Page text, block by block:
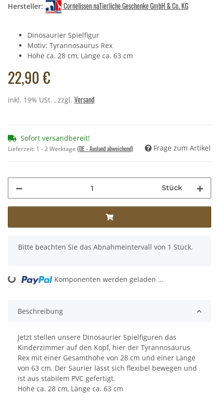
Hersteller: Cornelissen naTierliche Geschenke GmbH & Co. KG
Dinosaurier Spielfigur
Motiv: Tyrannosaurus Rex
Höhe ca. 28 cm, Länge ca. 63 cm
22,90 €
inkl. 19% USt. , zzgl. Versand
Sofort versandbereit!
Lieferzeit: 1 - 2 Werktage (DE - Ausland abweichend) Frage zum Artikel
Stück
x
Bitte beachten Sie das Abnahmeintervall von 1 Stück.
Komponenten werden geladen ...
Beschreibung
Jetzt stellen unsere Dinosaurier Spielfiguren das
Kinderzimmer auf den Kopf, hier der Tyrannosaurus
Rex mit einer Gesamthöhe von 28 cm und einer Länge
von 63 cm. Der Saurier lässt sich flexibel bewegen und
ist aus stabilem PVC gefertigt.
Höhe ca. 28 cm, Länge ca. 63 cm